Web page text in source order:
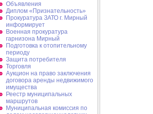
Объявления
Диплом «Признательность»
Прокуратура ЗАТО г. Мирный
информирует
Военная прокуратура
гарнизона Мирный
Подготовка к отопительному
периоду
Защита потребителя
Торговля
Аукцион на право заключения
договора аренды недвижимого
имущества
Реестр муниципальных
маршрутов
Муниципальная комиссия по